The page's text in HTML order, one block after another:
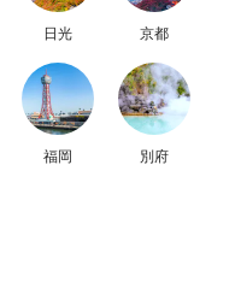
日光 京都
福岡 別府